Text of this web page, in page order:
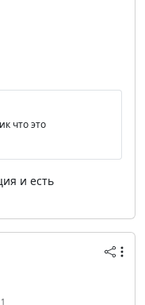
что это
и есть